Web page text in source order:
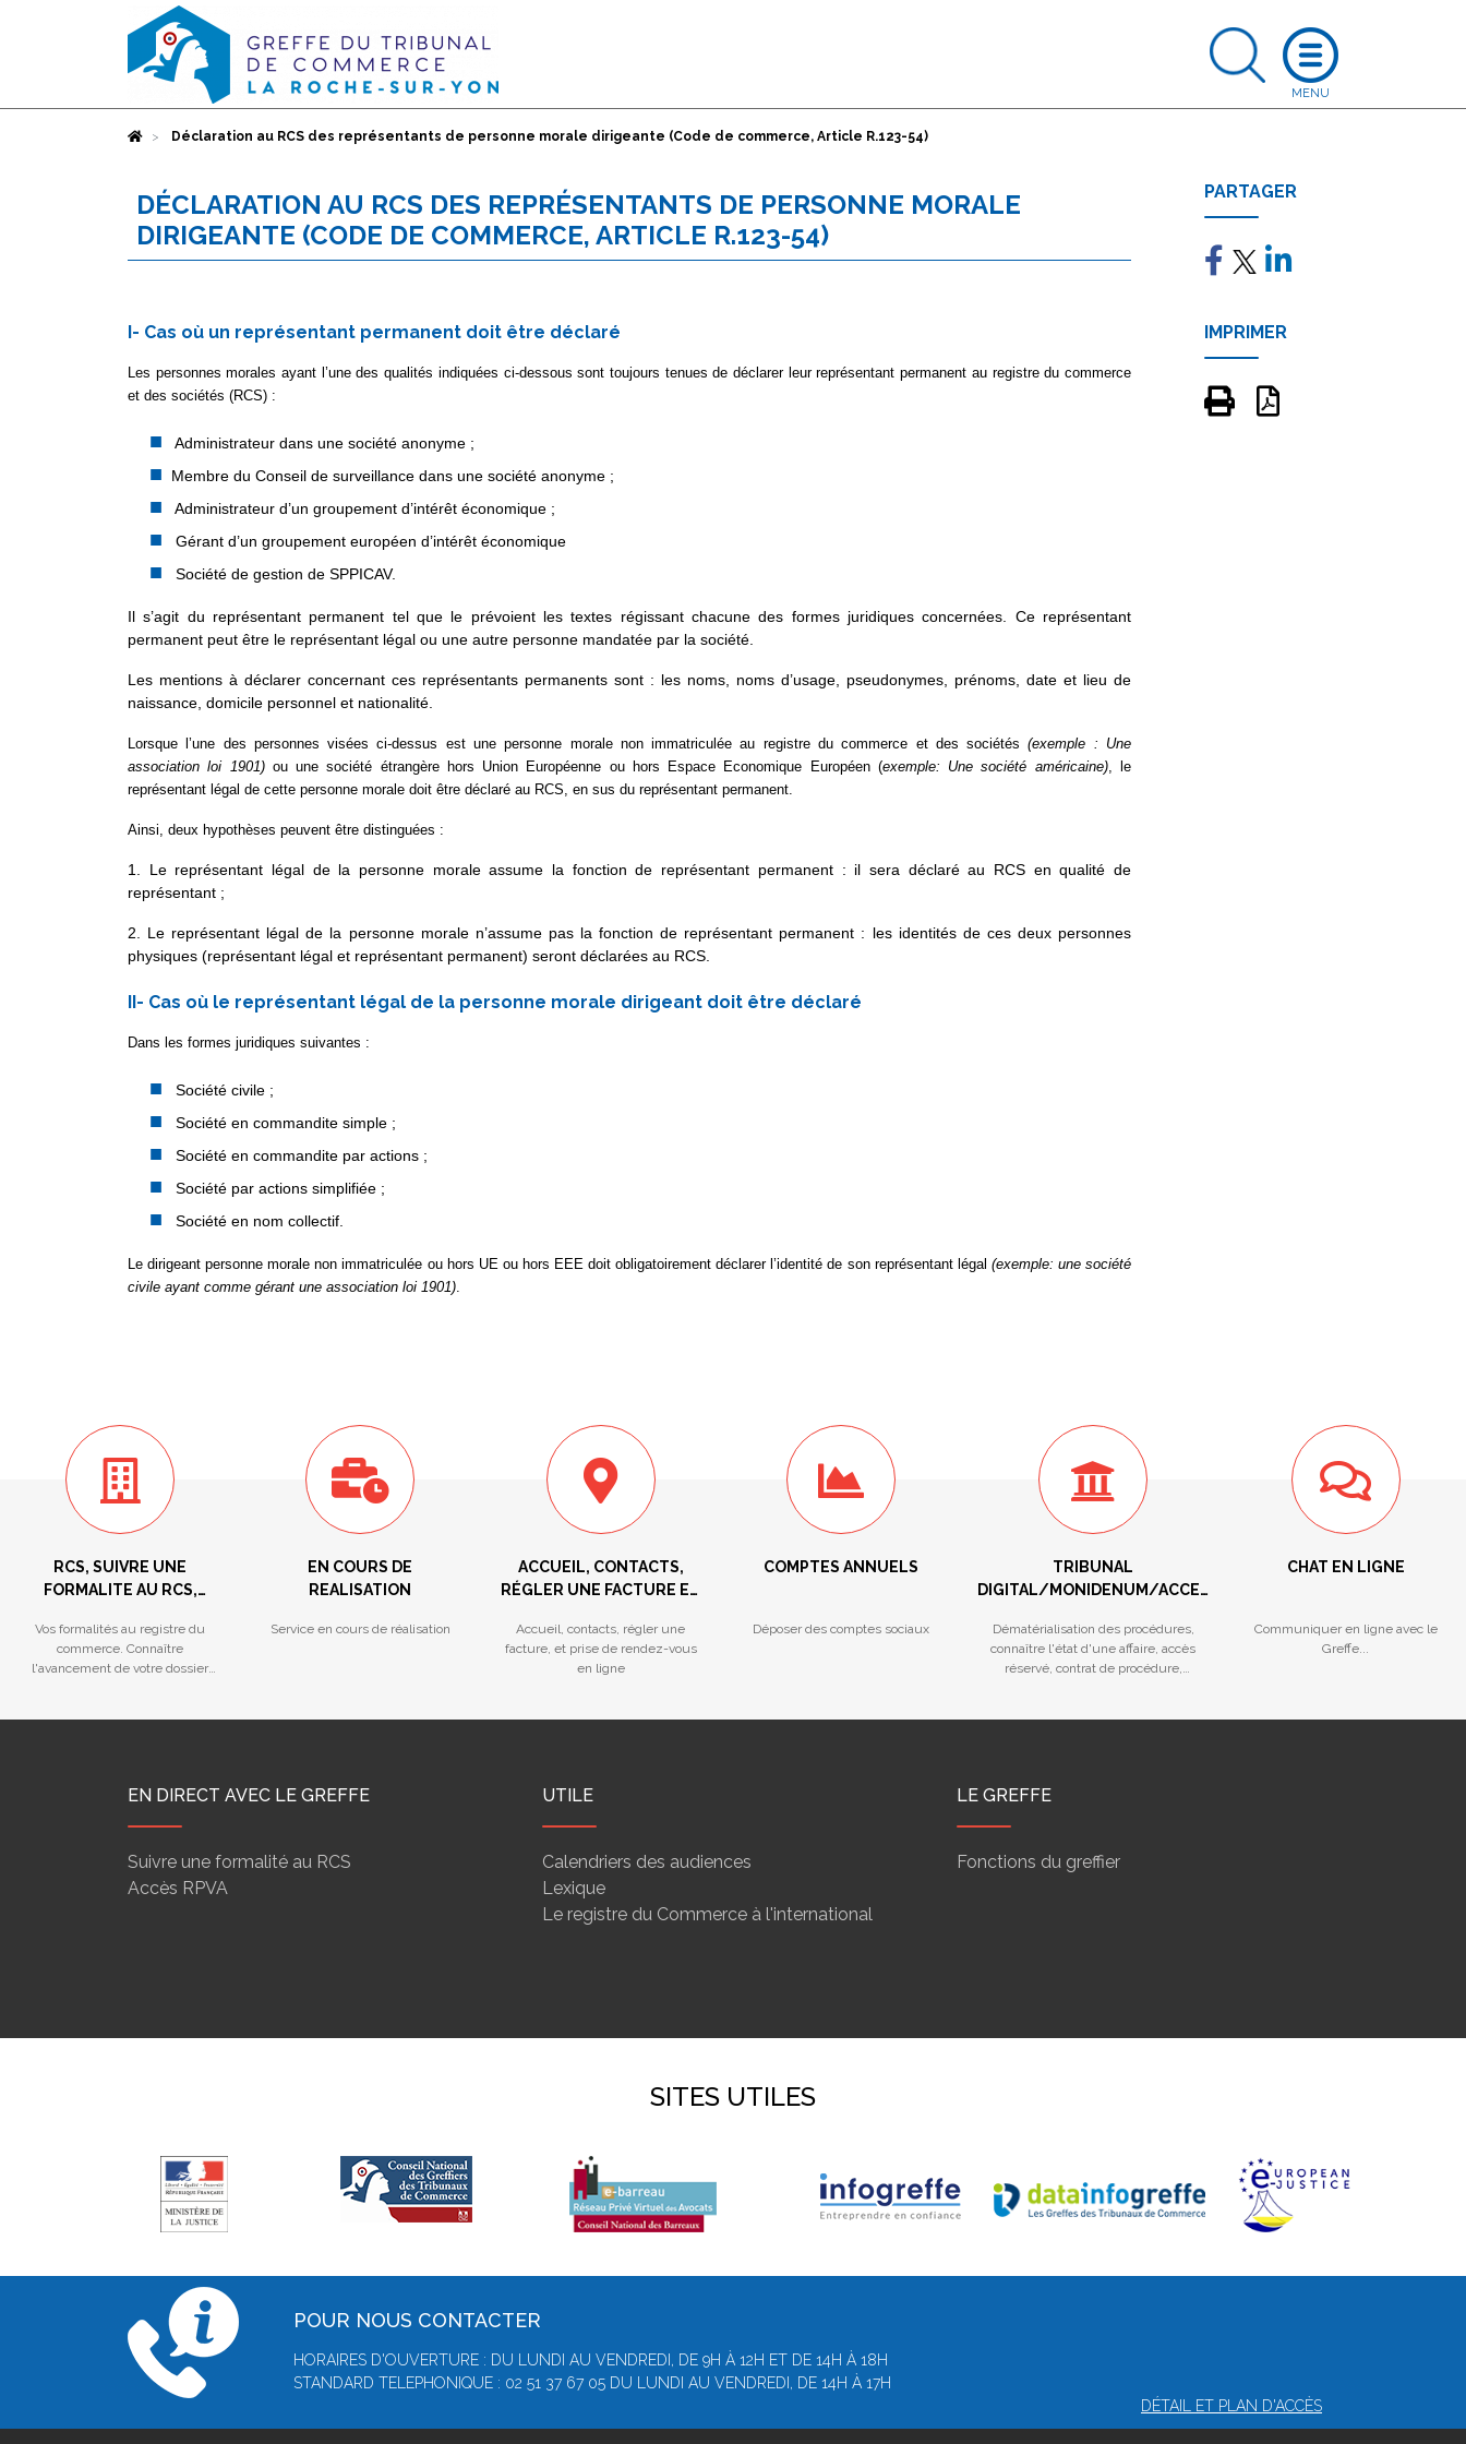
AccueilDéclaration au RCS des représentants de personne morale dirigeante (Code de commerce, Article R.123-54)
DÉCLARATION AU RCS DES REPRÉSENTANTS DE PERSONNE MORALE
DIRIGEANTE (CODE DE COMMERCE, ARTICLE R.123-54)
I- Cas où un représentant permanent doit être déclaré
Les personnes morales ayant l’une des qualités indiquées ci-dessous sont toujours tenues de déclarer leur représentant permanent au registre du commerce
et des sociétés (RCS) :
Administrateur dans une société anonyme ;
Membre du Conseil de surveillance dans une société anonyme ;
Administrateur d’un groupement d’intérêt économique ;
Gérant d’un groupement européen d’intérêt économique
Société de gestion de SPPICAV.
Il s’agit du représentant permanent tel que le prévoient les textes régissant chacune des formes juridiques concernées. Ce représentant
permanent peut être le représentant légal ou une autre personne mandatée par la société.
Les mentions à déclarer concernant ces représentants permanents sont : les noms, noms d’usage, pseudonymes, prénoms, date et lieu de
naissance, domicile personnel et nationalité.
Lorsque l’une des personnes visées ci-dessus est une personne morale non immatriculée au registre du commerce et des sociétés(exemple : Une
association loi 1901) ou une société étrangère hors Union Européenne ou hors Espace Economique Européen (exemple: Une société américaine), le
représentant légal de cette personne morale doit être déclaré au RCS, en sus du représentant permanent.
Ainsi, deux hypothèses peuvent être distinguées :
1. Le représentant légal de la personne morale assume la fonction de représentant permanent : il sera déclaré au RCS en qualité de
représentant ;
2. Le représentant légal de la personne morale n’assume pas la fonction de représentant permanent : les identités de ces deux personnes
physiques (représentant légal et représentant permanent) seront déclarées au RCS.
II- Cas où le représentant légal de la personne morale dirigeant doit être déclaré
Dans les formes juridiques suivantes :
Société civile ;
Société en commandite simple ;
Société en commandite par actions ;
Société par actions simplifiée ;
Société en nom collectif.
Le dirigeant personne morale non immatriculée ou hors UE ou hors EEE doit obligatoirement déclarer l’identité de son représentant légal (exemple: une société
civile ayant comme gérant une association loi 1901).
PARTAGER
IMPRIMER
RCS, SUIVRE UNE
FORMALITE AU RCS,
HYPOTHEQUES
MARITIMES...
Vos formalités au registre du
commerce. Connaître
l'avancement de votre dossier
EN COURS DE
REALISATION
Service en cours de réalisation
ACCUEIL, CONTACTS,
RÉGLER UNE FACTURE ET
Accueil, contacts, régler une
facture, et prise de rendez-vous
en ligne
COMPTES ANNUELS
Déposer des comptes sociaux
TRIBUNAL
DIGITAL/MONIDENUM/ACCES
Dématérialisation des procédures,
connaître l'état d'une affaire, accès
réservé, contrat de procédure,
CHAT EN LIGNE
Communiquer en ligne avec le
Greffe...
EN DIRECT AVEC LE GREFFE
Suivre une formalité au RCS
Accès RPVA
UTILE
Calendriers des audiences
Lexique
Le registre du Commerce à l'international
LE GREFFE
Fonctions du greffier
SITES UTILES
POUR NOUS CONTACTER
HORAIRES D'OUVERTURE : DU LUNDI AU VENDREDI, DE 9H À 12H ET DE 14H À 18H
STANDARD TELEPHONIQUE : 02 51 37 67 05 DU LUNDI AU VENDREDI, DE 14H À 17H
DÉTAIL ET PLAN D'ACCÈS